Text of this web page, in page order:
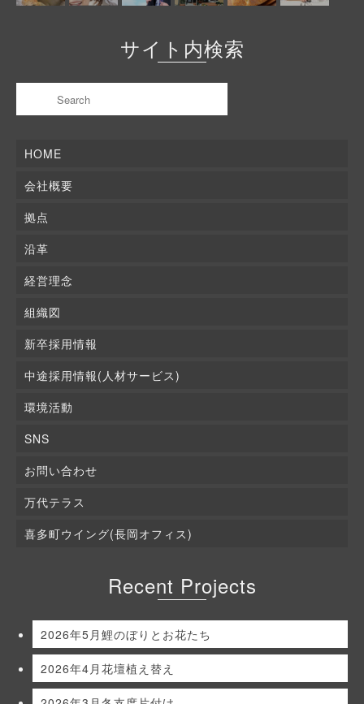
サイト内検索
HOME
会社概要
拠点
沿革
経営理念
組織図
新卒採用情報
中途採用情報(人材サービス)
環境活動
SNS
お問い合わせ
万代テラス
喜多町ウイング(長岡オフィス)
Recent Projects
2026年5月鯉のぼりとお花たち
2026年4月花壇植え替え